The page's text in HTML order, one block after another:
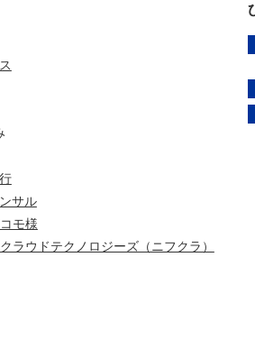
サル
モ様
ラウドテクノロジーズ（ニフクラ）